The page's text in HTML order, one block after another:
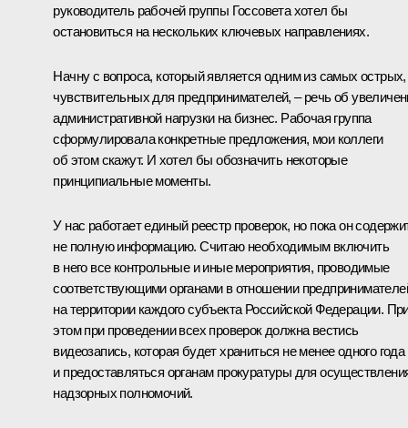
руководитель рабочей группы Госсовета хотел бы
остановиться на нескольких ключевых направлениях.
Начну с вопроса, который является одним из самых острых,
чувствительных для предпринимателей, – речь об
административной нагрузки на бизнес. Рабочая группа
сформулировала конкретные предложения, мои коллеги
об этом скажут. И хотел бы обозначить некоторые
принципиальные моменты.
У нас работает единый реестр проверок, но пока он
не полную информацию. Считаю необходимым включить
в него все контрольные и иные мероприятия, проводимые
соответствующими органами в отношении
на территории каждого субъекта Российской Федерации.
этом при проведении всех проверок должна вестись
видеозапись, которая будет храниться не менее одного года
и предоставляться органам прокуратуры для
надзорных полномочий.